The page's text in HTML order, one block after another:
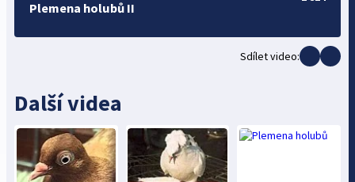
Plemena holubů II
Sdílet video:
Další videa